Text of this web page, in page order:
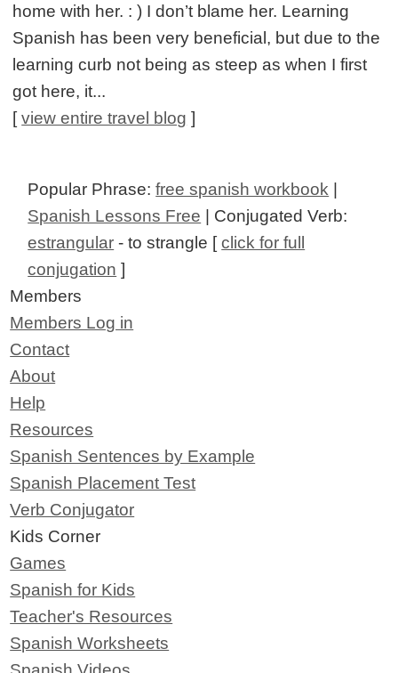
home with her. : ) I don’t blame her. Learning
Spanish has been very beneficial, but due to the
learning curb not being as steep as when I first
got here, it...
[view entire travel blog ]
Popular Phrase:free spanish workbook |
Spanish Lessons Free | Conjugated Verb:
estrangular - to strangle [click for full
conjugation ]
Members
Members Log in
Contact
About
Help
Resources
Spanish Sentences by Example
Spanish Placement Test
Verb Conjugator
Kids Corner
Games
Spanish for Kids
Teacher's Resources
Spanish Worksheets